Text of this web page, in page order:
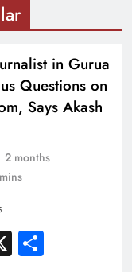
in Gurua
Questions on
Says Akash
2 months
X Share